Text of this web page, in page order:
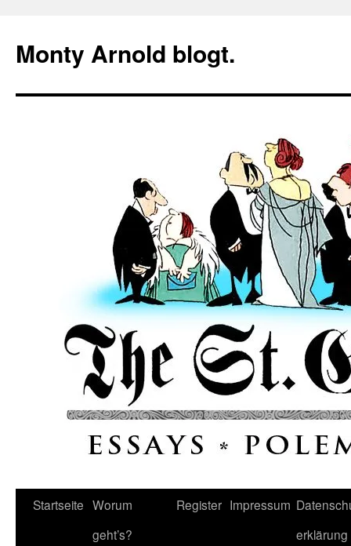
springen
Monty Arnold blogt.
Startseite Worum
geht’s?
Register Impressum
erklärung